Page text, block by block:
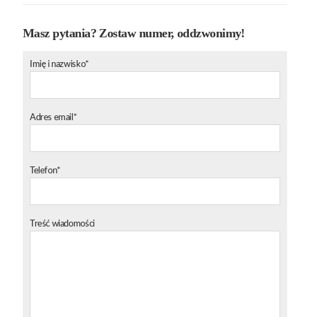
Masz pytania? Zostaw numer, oddzwonimy!
Imię i nazwisko*
Adres email*
Telefon*
Treść wiadomości